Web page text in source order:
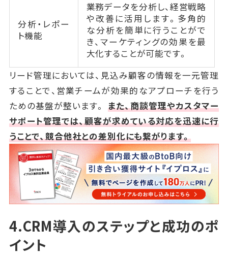
分析・レポー
ト機能
業務データを分析し、経営戦略
や改善に活用します。多角的
な分析を簡単に行うことがで
き、マーケティングの効果を最
大化することが可能です。
リード管理においては、見込み顧客の情報を一元管理
することで、営業チームが効果的なアプローチを行う
ための基盤が整います。 また、商談管理やカスタマー
サポート管理では、顧客が求めている対応を迅速に行
うことで、競合他社との差別化にも繋がります。
4.CRM導入のステップと成功のポ
イント